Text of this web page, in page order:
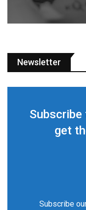
Newsletter
get
Subscribe